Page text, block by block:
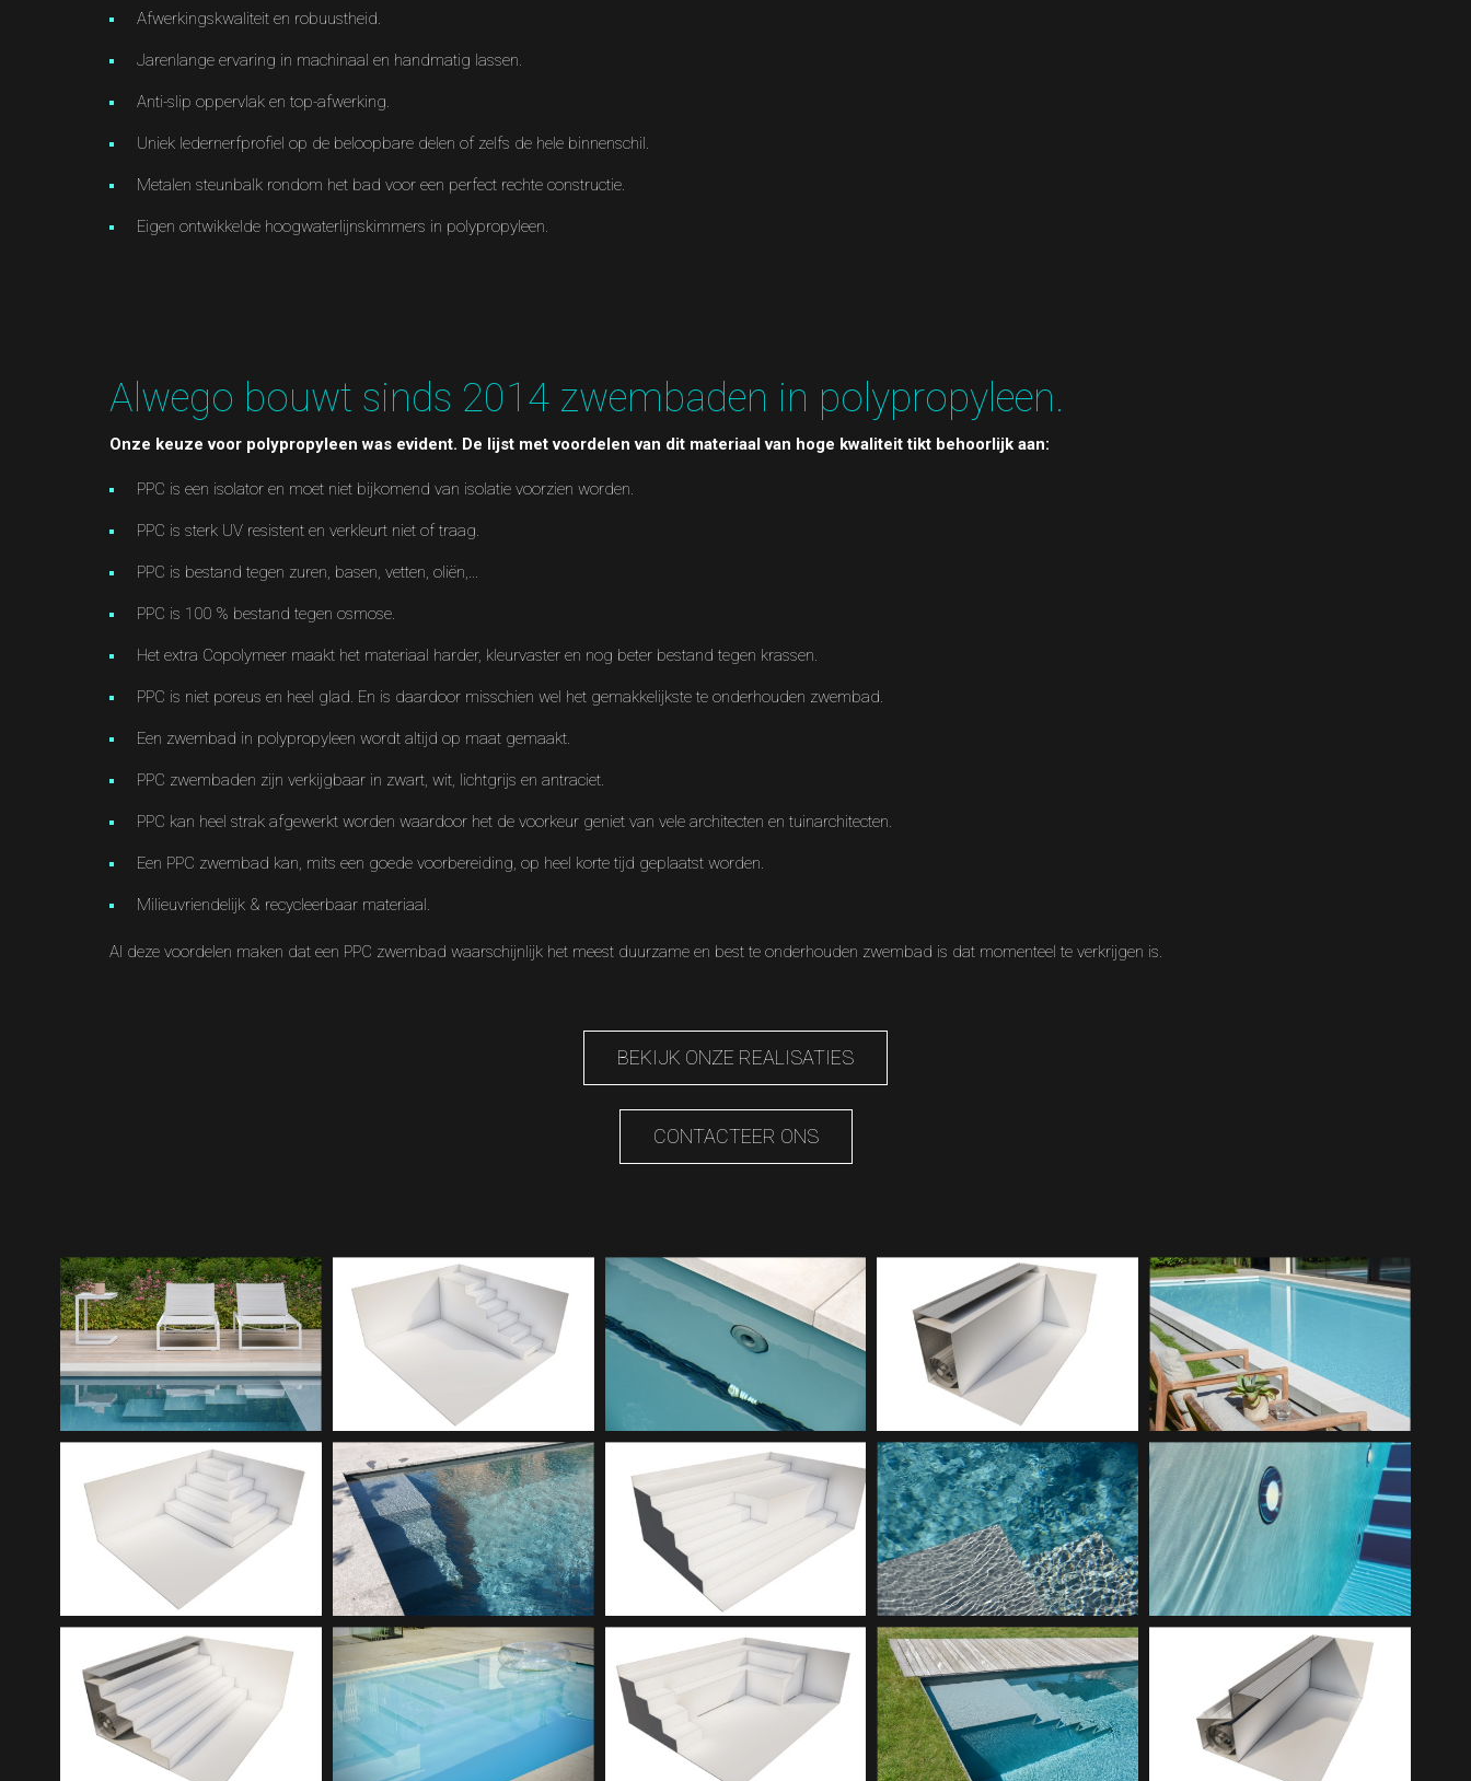
Afwerkingskwaliteit en robuustheid.
Jarenlange ervaring in machinaal en handmatig lassen.
Anti-slip oppervlak en top-afwerking.
Uniek ledernerfprofiel op de beloopbare delen of zelfs de hele binnenschil.
Metalen steunbalk rondom het bad voor een perfect rechte constructie.
Eigen ontwikkelde hoogwaterlijnskimmers in polypropyleen.
Alwego bouwt sinds 2014 zwembaden in polypropyleen.
Onze keuze voor polypropyleen was evident. De lijst met voordelen van dit materiaal van hoge kwaliteit tikt behoorlijk aan:
PPC is een isolator en moet niet bijkomend van isolatie voorzien worden.
PPC is sterk UV resistent en verkleurt niet of traag.
PPC is bestand tegen zuren, basen, vetten, oliën,...
PPC is 100 % bestand tegen osmose.
Het extra Copolymeer maakt het materiaal harder, kleurvaster en nog beter bestand tegen krassen.
PPC is niet poreus en heel glad. En is daardoor misschien wel het gemakkelijkste te onderhouden zwembad.
Een zwembad in polypropyleen wordt altijd op maat gemaakt.
PPC zwembaden zijn verkijgbaar in zwart, wit, lichtgrijs en antraciet.
PPC kan heel strak afgewerkt worden waardoor het de voorkeur geniet van vele architecten en tuinarchitecten.
Een PPC zwembad kan, mits een goede voorbereiding, op heel korte tijd geplaatst worden.
Milieuvriendelijk & recycleerbaar materiaal.
Al deze voordelen maken dat een PPC zwembad waarschijnlijk het meest duurzame en best te onderhouden zwembad is dat momenteel te verkrijgen is.
BEKIJK ONZE REALISATIES
CONTACTEER ONS